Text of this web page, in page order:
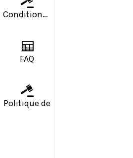
Conditions g
FAQ
Politique de